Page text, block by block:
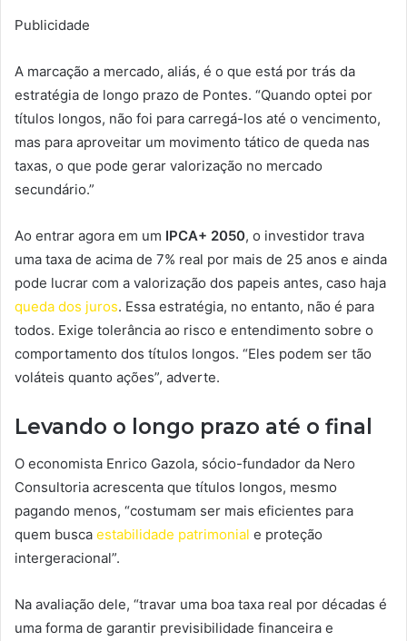
Publicidade
A marcação a mercado, aliás, é o que está por trás da
estratégia de longo prazo de Pontes. “Quando optei por
títulos longos, não foi para carregá-los até o vencimento,
mas para aproveitar um movimento tático de queda nas
taxas, o que pode gerar valorização no mercado
secundário.”
Ao entrar agora em um IPCA+ 2050, o investidor trava
uma taxa de acima de 7% real por mais de 25 anos e ainda
pode lucrar com a valorização dos papeis antes, caso haja
queda dos juros. Essa estratégia, no entanto, não é para
todos. Exige tolerância ao risco e entendimento sobre o
comportamento dos títulos longos. “Eles podem ser tão
voláteis quanto ações”, adverte.
Levando o longo prazo até o final
O economista Enrico Gazola, sócio-fundador da Nero
Consultoria acrescenta que títulos longos, mesmo
pagando menos, “costumam ser mais eficientes para
quem busca estabilidade patrimonial e proteção
intergeracional”.
Na avaliação dele, “travar uma boa taxa real por décadas é
uma forma de garantir previsibilidade financeira e